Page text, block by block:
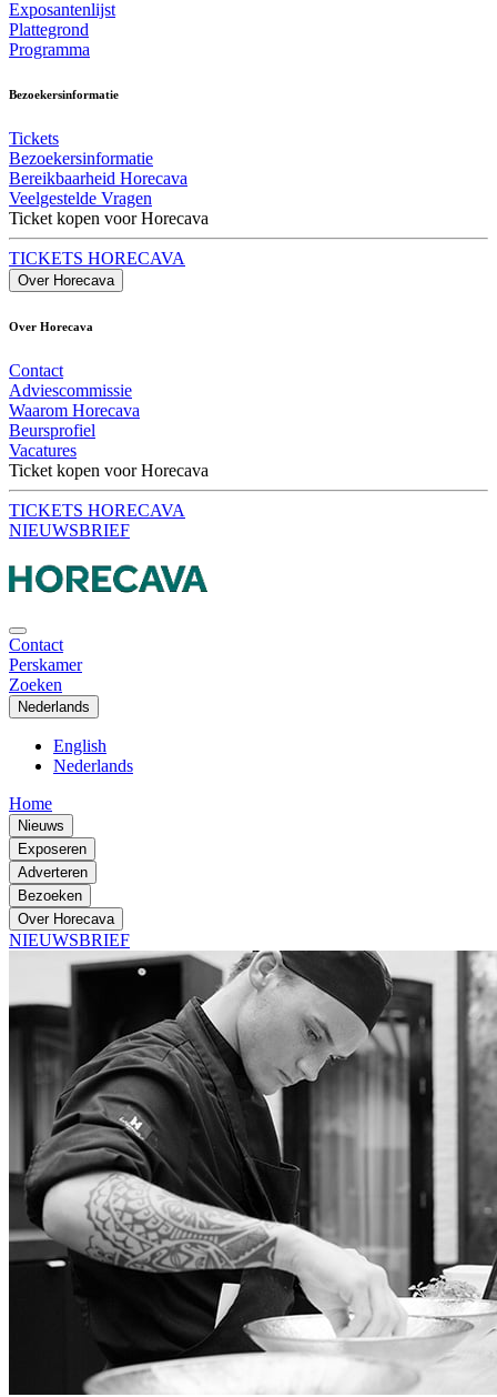
Exposantenlijst
Plattegrond
Programma
Bezoekersinformatie
Tickets
Bezoekersinformatie
Bereikbaarheid Horecava
Veelgestelde Vragen
Ticket kopen voor Horecava
TICKETS HORECAVA
Over Horecava
Over Horecava
Contact
Adviescommissie
Waarom Horecava
Beursprofiel
Vacatures
Ticket kopen voor Horecava
TICKETS HORECAVA
NIEUWSBRIEF
Contact
Perskamer
Zoeken
Nederlands
English
Nederlands
Home
Nieuws
Exposeren
Adverteren
Bezoeken
Over Horecava
NIEUWSBRIEF